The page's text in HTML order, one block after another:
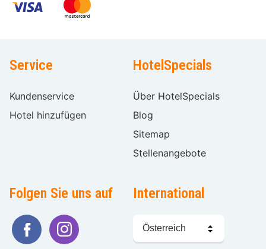
Service
Kundenservice
Hotel hinzufügen
HotelSpecials
Über HotelSpecials
Blog
Sitemap
Stellenangebote
Folgen Sie uns auf International
Sprache
wählen